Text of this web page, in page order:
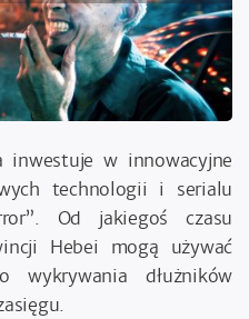
inwestuje w innowacyjne
technologii i serialu
Od jakiegoś czasu
Hebei mogą używać
wykrywania dłużników